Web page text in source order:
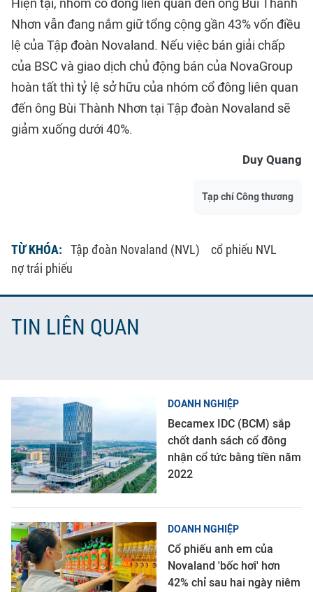
Hiện tại, nhóm cổ đông liên quan đến ông Bùi Thành
Nhơn vẫn đang nắm giữ tổng cộng gần 43% vốn điều
lệ của Tập đoàn Novaland. Nếu việc bán giải chấp
của BSC và giao dịch chủ động bán của NovaGroup
hoàn tất thì tỷ lệ sở hữu của nhóm cổ đông liên quan
đến ông Bùi Thành Nhơn tại Tập đoàn Novaland sẽ
giảm xuống dưới 40%.
Duy Quang
Tạp chí Công thương
TỪ KHÓA: Tập đoàn Novaland (NVL)
cổ phiếu NVL
nợ trái phiếu
TIN LIÊN QUAN
DOANH NGHIỆP
Becamex IDC (BCM) sắp
chốt danh sách cổ đông
nhận cổ tức bằng tiền năm
2022
DOANH NGHIỆP
Cổ phiếu anh em của
Novaland 'bốc hơi' hơn
42% chỉ sau hai ngày niêm